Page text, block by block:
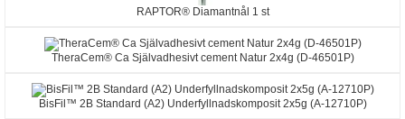
RAPTOR® Diamantnål 1 st
TheraCem® Ca Självadhesivt cement Natur 2x4g (D-46501P)
BisFil™ 2B Standard (A2) Underfyllnadskomposit 2x5g (A-12710P)